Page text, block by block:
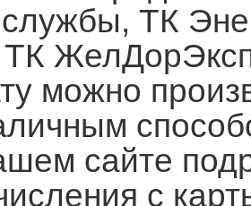
ТК
можно
сайте
с